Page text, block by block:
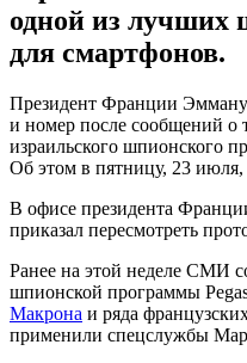
одной из лучших
для смартфонов.
Президент Франции
и номер после сообщений о
израильского шпионского
Об этом в пятницу, 23 июля,
В офисе президента
приказал пересмотреть
Ранее на этой неделе СМИ
шпионской программы
Макрона и ряда
применили спецслужбы